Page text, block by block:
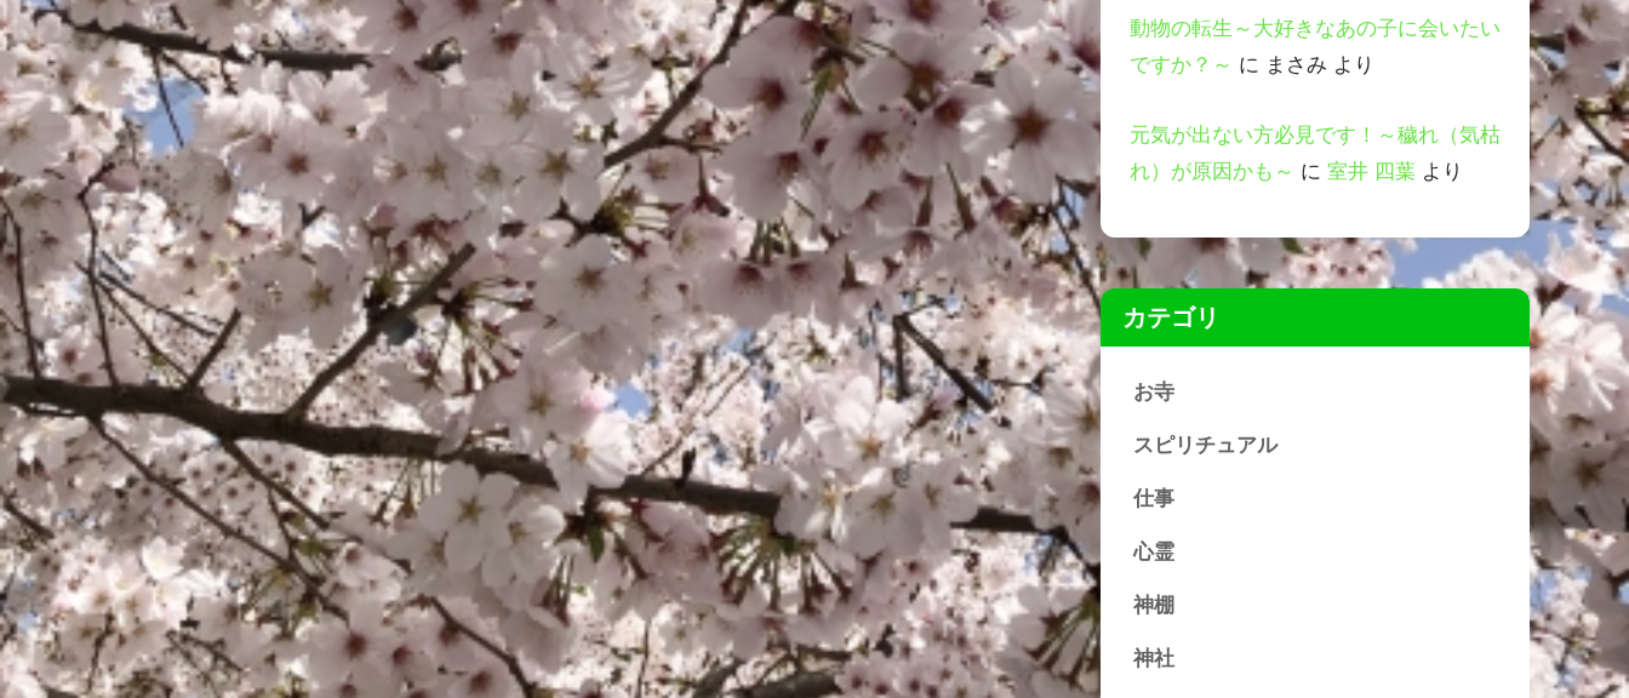
動物の転生～大好きなあの子に会いたい
ですか？～ に まさみ より
元気が出ない方必見です！～穢れ（気枯
れ）が原因かも～ に 室井 四葉 より
カテゴリ
お寺
スピリチュアル
仕事
心霊
神棚
神社